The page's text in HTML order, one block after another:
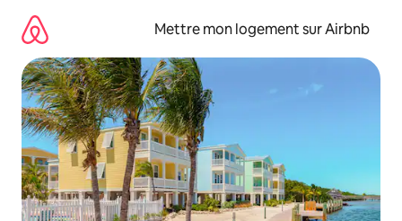
directement
contenu
Mettre mon logement sur Airbnb